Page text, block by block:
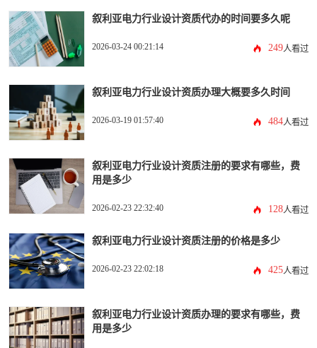
叙利亚电力行业设计资质代办的时间要多久呢
2026-03-24 00:21:14 249人看过
叙利亚电力行业设计资质办理大概要多久时间
2026-03-19 01:57:40 484人看过
叙利亚电力行业设计资质注册的要求有哪些，费
用是多少
2026-02-23 22:32:40 128人看过
叙利亚电力行业设计资质注册的价格是多少
2026-02-23 22:02:18 425人看过
叙利亚电力行业设计资质办理的要求有哪些，费
用是多少